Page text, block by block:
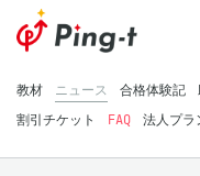
教材 ニュース 合格体験記
割引チケット
FAQ 法人プラ